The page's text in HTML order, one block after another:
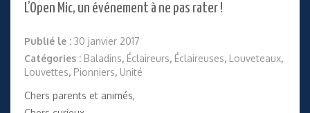
L’Open Mic, un événement à ne pas rater !
Publié le : 30 janvier 2017
Catégories : Baladins, Éclaireurs, Éclaireuses, Louveteaux,
Louvettes, Pionniers, Unité
Chers parents et animés,